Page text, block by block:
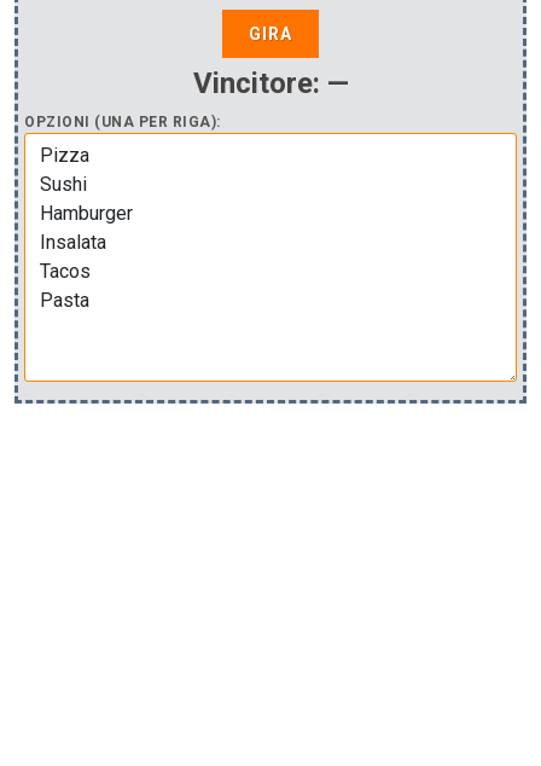
GIRA
Vincitore: —
OPZIONI (UNA PER RIGA):